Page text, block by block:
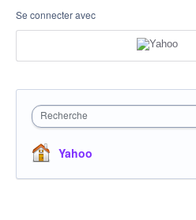
Se connecter avec
Recherche
Yahoo